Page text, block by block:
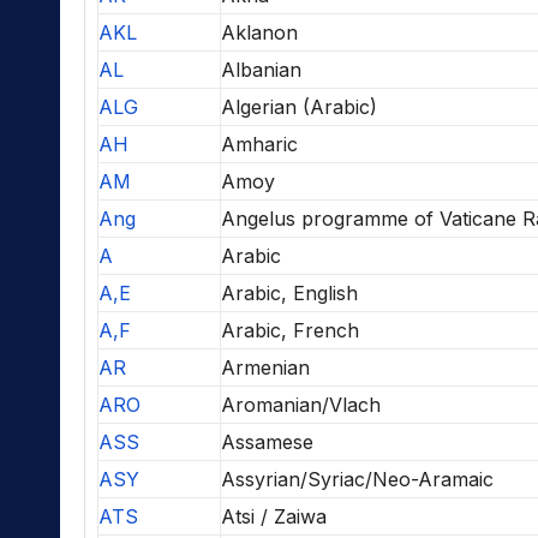
AKL
Aklanon
AL
Albanian
ALG
Algerian (Arabic)
AH
Amharic
AM
Amoy
Ang
Angelus programme of Vaticane
A
Arabic
A,E
Arabic, English
A,F
Arabic, French
AR
Armenian
ARO
Aromanian/Vlach
ASS
Assamese
ASY
Assyrian/Syriac/Neo-Aramaic
ATS
Atsi / Zaiwa